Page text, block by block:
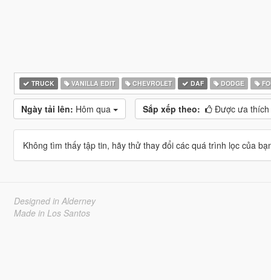
TRUCK VANILLA EDIT CHEVROLET DAF DODGE
Ngày tải lên: Hôm qua Sắp xếp theo: Được ưa
Không tìm thấy tập tin, hãy thử thay đổi các quá trình lọc của
Designed in Alderney
Made in Los Santos